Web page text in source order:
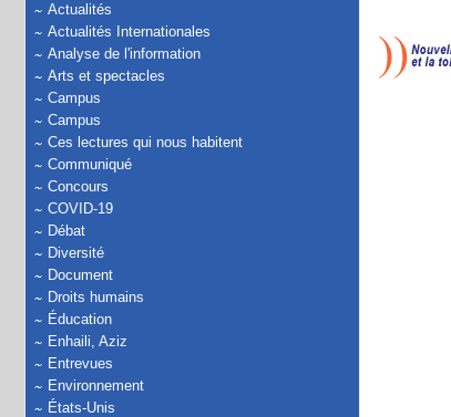
Actualités
Actualités Internationales
Analyse de l'information
Arts et spectacles
Campus
Campus
Ces lectures qui nous habitent
Communiqué
Concours
COVID-19
Débat
Diversité
Document
Droits humains
Éducation
Enhaili, Aziz
Entrevues
Environnement
États-Unis